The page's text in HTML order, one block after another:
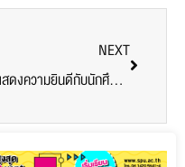
NEXT
ขอแสดงความยินดีกับนักศึกษาคณะบัญชี SPU ได้รับการตอบรับเข้าทำงานก่อนสำเร็จการศึกษา กับ บริษัทสอบบัญชีข้ามชาติระดับโลก